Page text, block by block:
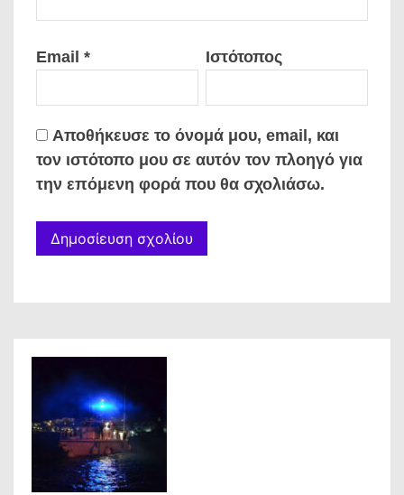
Email * Ιστότοπος
Αποθήκευσε το όνομά μου, email, και
τον ιστότοπο μου σε αυτόν τον πλοηγό για
την επόμενη φορά που θα σχολιάσω.